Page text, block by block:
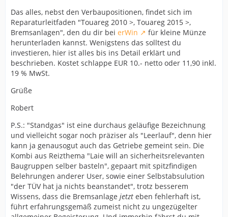
Das alles, nebst den Verbaupositionen, findet sich im
Reparaturleitfaden "Touareg 2010 >, Touareg 2015 >,
Bremsanlagen", den du dir bei erWin
für kleine Münze
herunterladen kannst. Wenigstens das solltest du
investieren, hier ist alles bis ins Detail erklärt und
beschrieben. Kostet schlappe EUR 10.- netto oder 11,90 inkl.
19 % MwSt.
Grüße
Robert
P.S.: "Standgas" ist eine durchaus geläufige Bezeichnung
und vielleicht sogar noch präziser als "Leerlauf", denn hier
kann ja genausogut auch das Getriebe gemeint sein. Die
Kombi aus Reizthema "Laie will an sicherheitsrelevanten
Baugruppen selber basteln", gepaart mit spitzfindigen
Belehrungen anderer User, sowie einer Selbstabsulution
"der TÜV hat ja nichts beanstandet", trotz besserem
Wissens, dass die Bremsanlage jetzt eben fehlerhaft ist,
führt erfahrungsgemäß zumeist nicht zu ungezügelter